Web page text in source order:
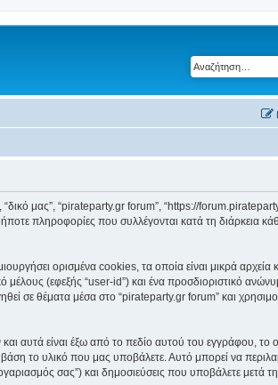
“δικό μας”, “pirateparty.gr forum”, “https://
πληροφορίες που συλλέγονται κατά τη διάρκεια
ορισμένα cookies, τα οποία είναι μικρά αρχεία
(εφεξής “user-id”) και ένα προσδιοριστικό
σε θέματα μέσα στο “pirateparty.gr forum” και
αυτά είναι έξω από το πεδίο αυτού του εγγράφου, το
το υλικό που μας υποβάλετε. Αυτό μπορεί να
σας”) και δημοσιεύσεις που υποβάλετε μετά